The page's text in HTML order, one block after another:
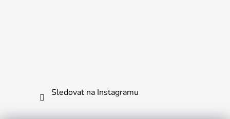
Sledovat na Instagramu